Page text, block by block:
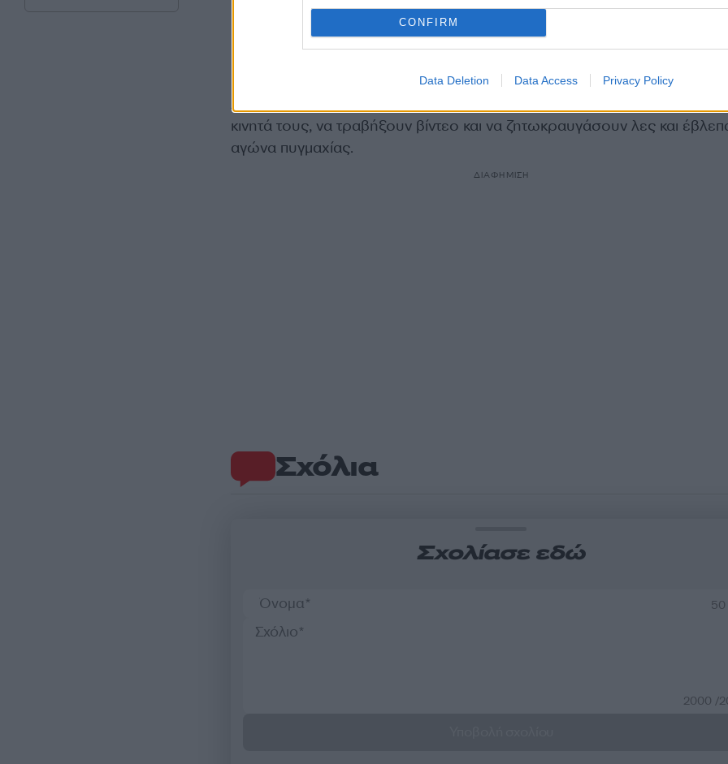
CONFIRM
Data Deletion Data Access Privacy Policy
Αντί οι μαθητές να χωρίσουν τα δύο κορίτσια, αρκέστηκαν στο να
κινητά τους, να τραβήξουν βίντεο και να ζητωκραυγάσουν λες και
αγώνα πυγμαχίας.
ΔΙΑΦΗΜΙΣΗ
Σχόλια
Σχολίασε εδώ
2000 /